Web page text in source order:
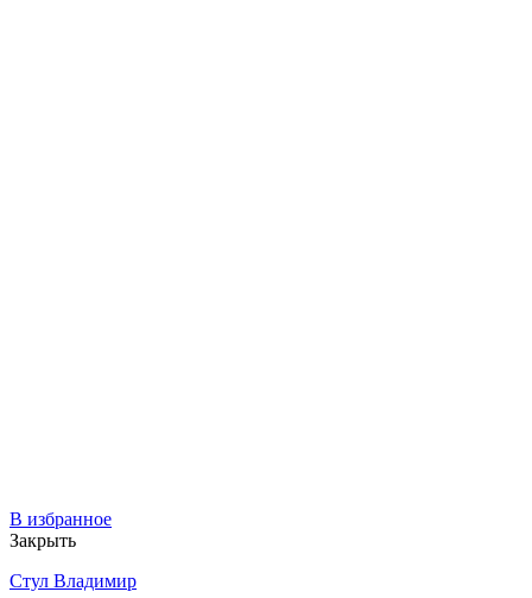
В избранное
Закрыть
Стул Владимир